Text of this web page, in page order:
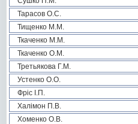
Тарасов О.С.
Тищенко М.М.
Ткаченко М.М.
Ткаченко О.М.
Третьякова Г.М.
Устенко О.О.
Фріс І.П.
Халімон П.В.
Хоменко О.В.